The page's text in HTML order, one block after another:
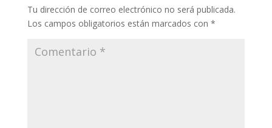
Tu dirección de correo electrónico no será publicada.
Los campos obligatorios están marcados con *